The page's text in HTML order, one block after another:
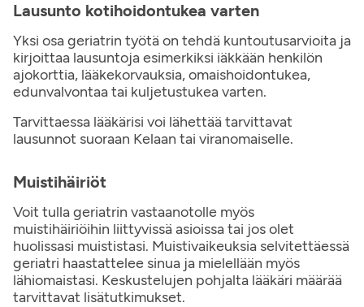
Lausunto kotihoidontukea varten
Yksi osa geriatrin työtä on tehdä kuntoutusarvioita ja
kirjoittaa lausuntoja esimerkiksi iäkkään henkilön
ajokorttia, lääkekorvauksia, omaishoidontukea,
edunvalvontaa tai kuljetustukea varten.
Tarvittaessa lääkärisi voi lähettää tarvittavat
lausunnot suoraan Kelaan tai viranomaiselle.
Muistihäiriöt
Voit tulla geriatrin vastaanotolle myös
muistihäiriöihin liittyvissä asioissa tai jos olet
huolissasi muististasi. Muistivaikeuksia selvitettäessä
geriatri haastattelee sinua ja mielellään myös
lähiomaistasi. Keskustelujen pohjalta lääkäri määrää
tarvittavat lisätutkimukset.